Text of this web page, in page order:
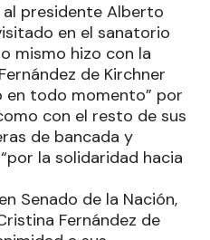
presidente Alberto
en el sanatorio
mismo hizo con la
de Kirchner
en todo momento” por
con el resto de sus
de bancada y
la solidaridad hacia
Senado de la Nación,
Fernández de